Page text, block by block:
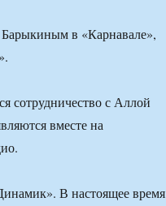
в «Карнавале»,
сотрудничество с Аллой
вместе на
В настоящее время